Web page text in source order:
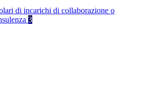
di incarichi di collaborazione o
3